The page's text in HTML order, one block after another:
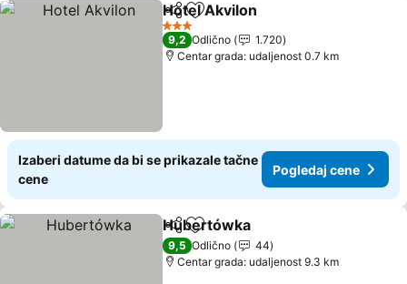
Deli Dodati u favorite
Hotel Akvilon
3 Zvezdice
9,2 Odlično
1.720
Centar grada: udaljenost 0.7 km
Izaberi datume da bi se prikazale tačne
cene
Pogledaj cene
Deli Dodati u favorite
Hubertówka
9,5 Odlično
44
Centar grada: udaljenost 9.3 km